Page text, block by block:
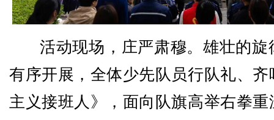
活动现场，庄严肃穆。雄壮的旋
有序开展，全体少先队员行队礼、
主义接班人》，面向队旗高举右拳